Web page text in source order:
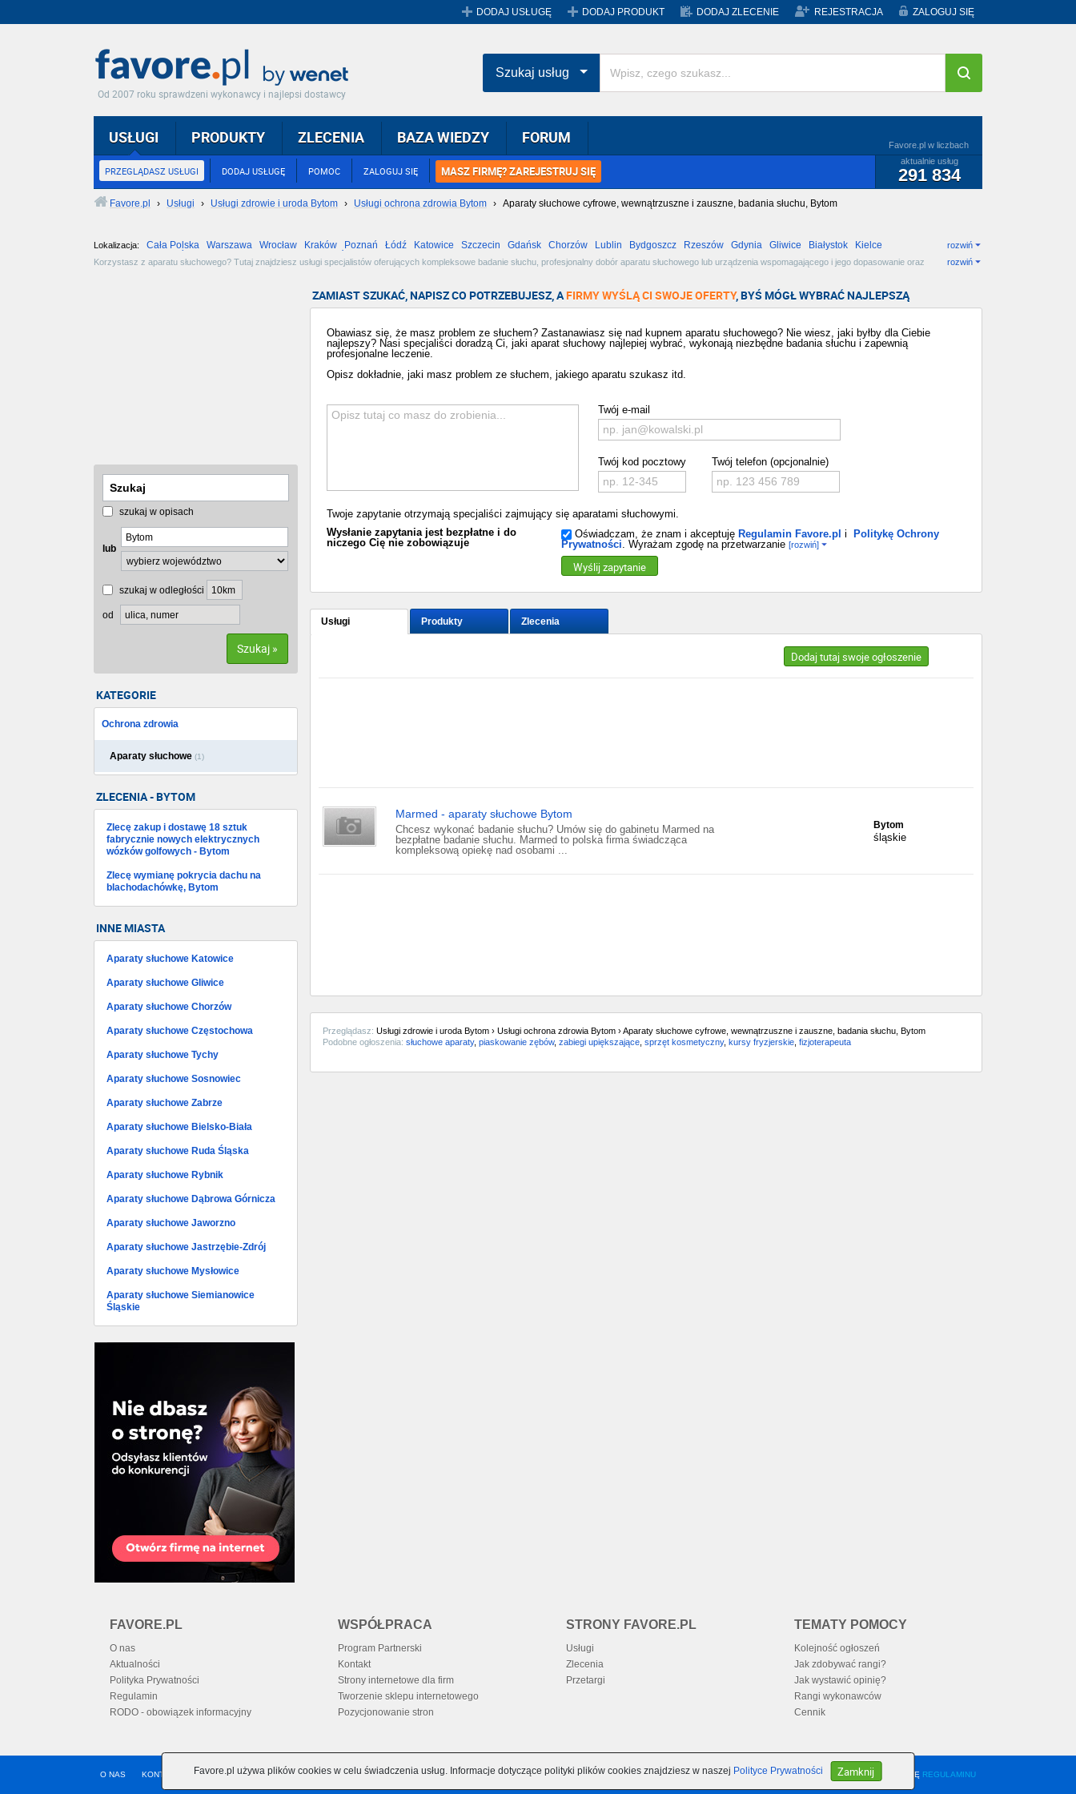
Favore.pl używa plików cookies w celu świadczenia usług. Informacje dotyczące polityki plików cookies znajdziesz w naszej Polityce Prywatności Zamknij
DODAJ USŁUGĘ DODAJ PRODUKT DODAJ ZLECENIE REJESTRACJA ZALOGUJ SIĘ
Od 2007 roku sprawdzeni wykonawcy i najlepsi dostawcy
USŁUGI
PRZEGLĄDASZ USŁUGI DODAJ USŁUGĘ POMOC ZALOGUJ SIĘ MASZ FIRMĘ? ZAREJESTRUJ SIĘ
Favore.pl w liczbach
aktualnie usług
291 834
PRODUKTY ZLECENIA BAZA WIEDZY FORUM
Szukaj usług
Favore.pl › Usługi › Usługi zdrowie i uroda Bytom › Usługi ochrona zdrowia Bytom › Aparaty słuchowe cyfrowe, wewnątrzuszne i zauszne, badania słuchu, Bytom
Lokalizacja: Cała Polska Warszawa Wrocław Kraków Poznań Łódź Katowice Szczecin Gdańsk Chorzów Lublin Bydgoszcz Rzeszów Gdynia Gliwice Białystok
Kielce
rozwiń
Korzystasz z aparatu słuchowego? Tutaj znajdziesz usługi specjalistów oferujących kompleksowe badanie słuchu, profesjonalny dobór aparatu słuchowego lub urządzenia wspomagającego i jego dopasowanie oraz
rozwiń
szukaj w opisach
lub
szukaj w odległości
od
Szukaj »
KATEGORIE
Ochrona zdrowia
Aparaty słuchowe (1)
ZLECENIA - BYTOM
Zlecę zakup i dostawę 18 sztuk
fabrycznie nowych elektrycznych
wózków golfowych - Bytom
Zlecę wymianę pokrycia dachu na
blachodachówkę, Bytom
INNE MIASTA
Aparaty słuchowe Katowice
Aparaty słuchowe Gliwice
Aparaty słuchowe Chorzów
Aparaty słuchowe Częstochowa
Aparaty słuchowe Tychy
Aparaty słuchowe Sosnowiec
Aparaty słuchowe Zabrze
Aparaty słuchowe Bielsko-Biała
Aparaty słuchowe Ruda Śląska
Aparaty słuchowe Rybnik
Aparaty słuchowe Dąbrowa Górnicza
Aparaty słuchowe Jaworzno
Aparaty słuchowe Jastrzębie-Zdrój
Aparaty słuchowe Mysłowice
Aparaty słuchowe Siemianowice
Śląskie
ZAMIAST SZUKAĆ, NAPISZ CO POTRZEBUJESZ, AFIRMY WYŚLĄ CI SWOJE OFERTY, BYŚ MÓGŁ WYBRAĆ NAJLEPSZĄ
Obawiasz się, że masz problem ze słuchem? Zastanawiasz się nad kupnem aparatu słuchowego? Nie wiesz, jaki byłby dla Ciebie
najlepszy? Nasi specjaliści doradzą Ci, jaki aparat słuchowy najlepiej wybrać, wykonają niezbędne badania słuchu i zapewnią
profesjonalne leczenie.
Opisz dokładnie, jaki masz problem ze słuchem, jakiego aparatu szukasz itd.
Twój e-mail
Twój kod pocztowy Twój telefon (opcjonalnie)
Twoje zapytanie otrzymają specjaliści zajmujący się aparatami słuchowymi.
Wysłanie zapytania jest bezpłatne i do
niczego Cię nie zobowiązuje
Oświadczam, że znam i akceptuję Regulamin Favore.pl i
Politykę Ochrony
Prywatności. Wyrażam zgodę na przetwarzanie [rozwiń]
Wyślij zapytanie
Usługi Produkty Zlecenia
Dodaj tutaj swoje ogłoszenie
Marmed - aparaty słuchowe Bytom
Chcesz wykonać badanie słuchu? Umów się do gabinetu Marmed na
bezpłatne badanie słuchu. Marmed to polska firma świadcząca
kompleksową opiekę nad osobami ...
Bytom
śląskie
Przeglądasz: Usługi zdrowie i uroda Bytom › Usługi ochrona zdrowia Bytom › Aparaty słuchowe cyfrowe, wewnątrzuszne i zauszne, badania słuchu, Bytom
Podobne ogłoszenia: słuchowe aparaty, piaskowanie zębów, zabiegi upiększające sprzęt kosmetyczny, kursy fryzjerskie fizjoterapeuta
FAVORE.PL
O nas
Aktualności
Polityka Prywatności
Regulamin
RODO - obowiązek informacyjny
WSPÓŁPRACA
Program Partnerski
Kontakt
Strony internetowe dla firm
Tworzenie sklepu internetowego
Pozycjonowanie stron
STRONY FAVORE.PL
Usługi
Zlecenia
Przetargi
TEMATY POMOCY
Kolejność ogłoszeń
Jak zdobywać rangi?
Jak wystawić opinię?
Rangi wykonawców
Cennik
O NAS KONTAKT PROGRAM PARTNERSKI POMOC ARCHIWUM TAGI KORZYSTANIE Z PORTALU OZNACZA AKCEPTACJĘ REGULAMINU